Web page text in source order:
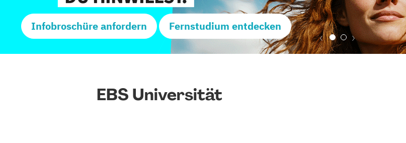
Infobroschüre anfordern Fernstudium entdecken
EBS Universität